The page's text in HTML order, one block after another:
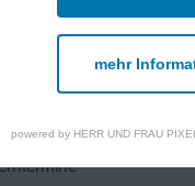
mehr
powered by HERR UND FRAU